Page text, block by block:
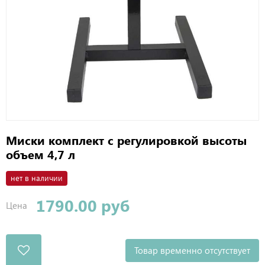
Миски комплект с регулировкой высоты
объем 4,7 л
нет в наличии
Цена 1790.00 руб
Товар временно отсутствует